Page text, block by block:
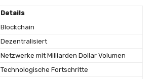
Details
Blockchain
Dezentralisiert
Netzwerke mit Milliarden Dollar Volumen
Technologische Fortschritte